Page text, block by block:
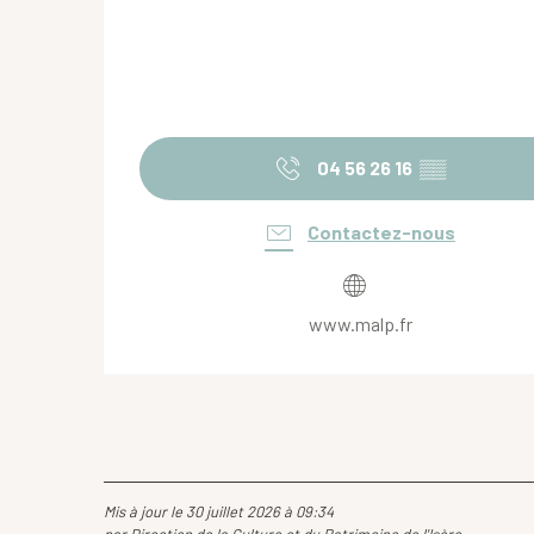
04 56 26 16 ▒▒
Contactez-nous
www.malp.fr
Mis à jour le 30 juillet 2026 à 09:34